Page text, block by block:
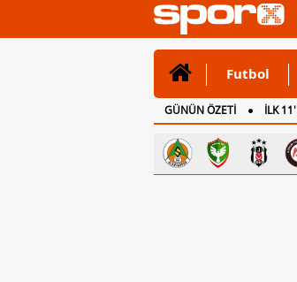
Futbol
GÜNÜN ÖZETİ İLK
CANLI ANLATIM